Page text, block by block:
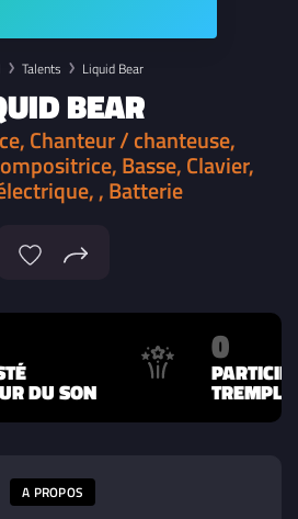
Talents Liquid Bear
BEAR
Chanteur / chanteuse,
Basse, Clavier,
, Batterie
DU SON
0
A PROPOS